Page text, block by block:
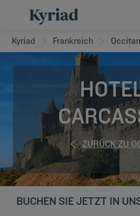
Kyriad Frankreich
ZURÜCK ZU
BUCHEN SIE JETZT IN